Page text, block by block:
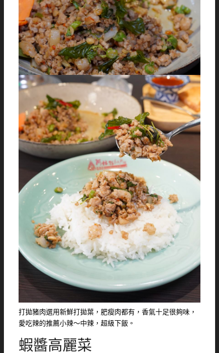
打拋豬肉選用新鮮打拋葉，肥瘦肉都有，香氣十足很夠味，
愛吃辣的推薦小辣～中辣，超級下飯。
蝦醬高麗菜